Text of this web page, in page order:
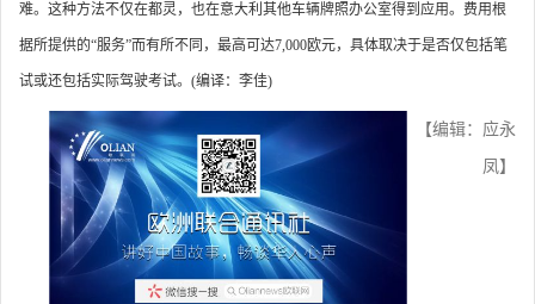
难。这种方法不仅在都灵，也在意大利其他车辆牌照办公室得到应用。费用根
据所提供的“服务”而有所不同，最高可达7,000欧元，具体取决于是否仅包括笔
试或还包括实际驾驶考试。(编译：李佳)
【编辑：应永
凤】